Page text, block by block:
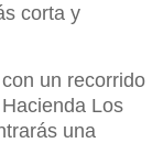
corta y
un recorrido
Los
una